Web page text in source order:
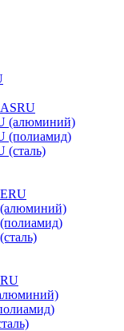
(алюминий)
(полиамид)
(сталь)